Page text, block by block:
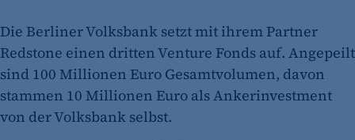
Die Berliner Volksbank setzt mit ihrem Partner
Redstone einen dritten Venture Fonds auf. Angepeilt
sind 100 Millionen Euro Gesamtvolumen, davon
stammen 10 Millionen Euro als Ankerinvestment
von der Volksbank selbst.